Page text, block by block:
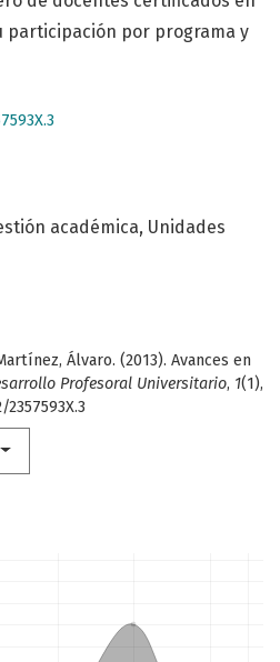
académica Unidades
Álvaro. (2013). Avances en
Profesoral Universitario, 1(1),
participación por programa y